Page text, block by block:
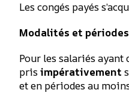
Les congés payés
Modalités et
Pour les salariés
prisimpérativement
et en périodes au